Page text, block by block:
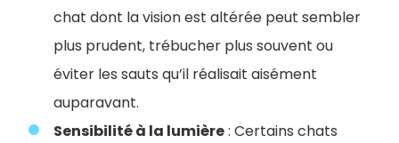
chat dont la vision est altérée peut sembler
plus prudent, trébucher plus souvent ou
éviter les sauts qu’il réalisait aisément
auparavant.
Sensibilité à la lumière: Certains chats